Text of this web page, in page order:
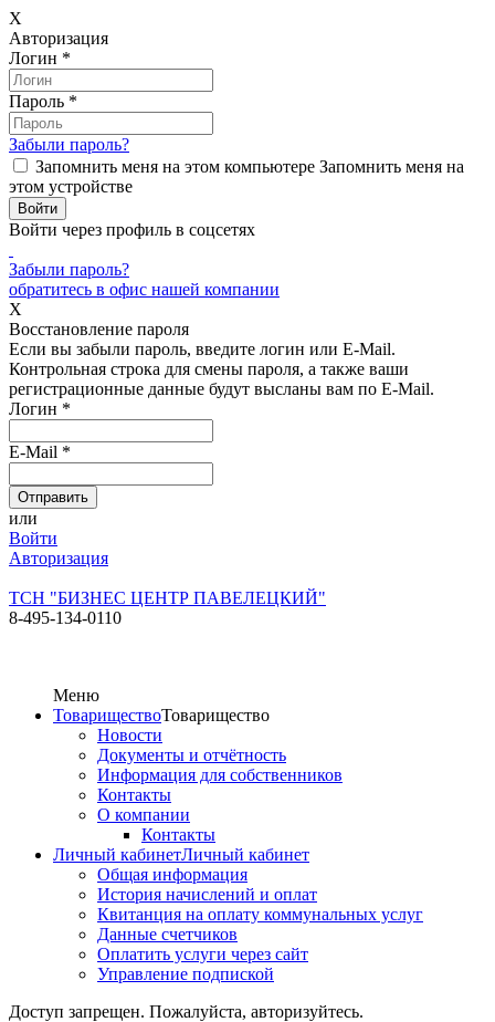
X
Авторизация
Логин *
Пароль *
Забыли пароль?
Запомнить меня на этом компьютере Запомнить меня на
этом устройстве
Войти через профиль в соцсетях
Забыли пароль?
обратитесь в офис нашей компании
X
Восстановление пароля
Если вы забыли пароль, введите логин или E-Mail.
Контрольная строка для смены пароля, а также ваши
регистрационные данные будут высланы вам по E-Mail.
Логин *
E-Mail *
или
Войти
Авторизация
ТСН "БИЗНЕС ЦЕНТР ПАВЕЛЕЦКИЙ"
8-495-134-0110
Меню
ТовариществоТоварищество
Новости
Документы и отчётность
Информация для собственников
Контакты
О компании
Контакты
Личный кабинетЛичный кабинет
Общая информация
История начислений и оплат
Квитанция на оплату коммунальных услуг
Данные счетчиков
Оплатить услуги через сайт
Управление подпиской
Доступ запрещен. Пожалуйста, авторизуйтесь.